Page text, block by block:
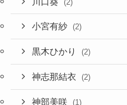
(2)
小宮有紗 (2)
黒木ひかり (2)
神志那結衣 (2)
神部美咲 (1)